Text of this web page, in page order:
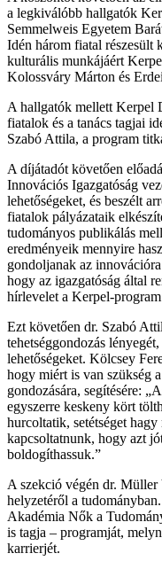
a legkiválóbb hallgatók
Semmelweis Egyetem
Idén három fiatal részesült
kulturális munkájáért
Kolossváry Márton és
A hallgatók mellett Kerpel
fiatalok és a tanács tagjai
Szabó Attila, a program
A díjátadót követően
Innovációs Igazgatóság
lehetőségeket, és beszélt
fiatalok pályázataik
tudományos publikálás
eredményeik mennyire
gondoljanak az
hogy az igazgatóság által
hírlevelet a Kerpel-
Ezt követően dr. Szabó
tehetséggondozás
lehetőségeket. Kölcsey
hogy miért is van szükség
gondozására, segítésére:
egyszerre keskeny kört
hurcoltatik, setétséget
kapcsoltatnunk, hogy azt
boldogíthassuk.”
A szekció végén dr. Müller
helyzetéről a
Akadémia Nők a
is tagja – programját,
karrierjét.